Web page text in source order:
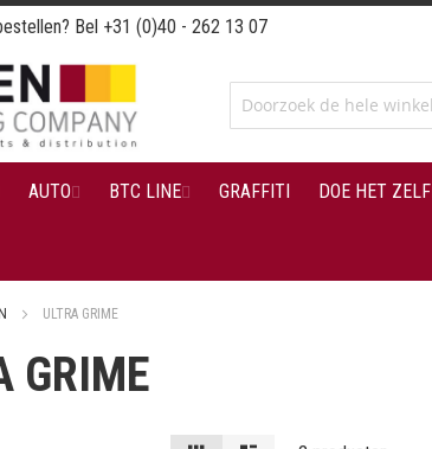
Bel +31 (0)40 - 262 13 07
AUTO BTC LINE GRAFFITI DOE HET ZELF
ULTRA GRIME
GRIME